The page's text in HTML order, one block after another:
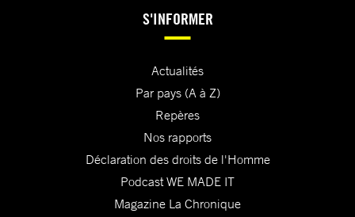
S'INFORMER
Actualités
Par pays (A à Z)
Repères
Nos rapports
Déclaration des droits de l'Homme
Podcast WE MADE IT
Magazine La Chronique